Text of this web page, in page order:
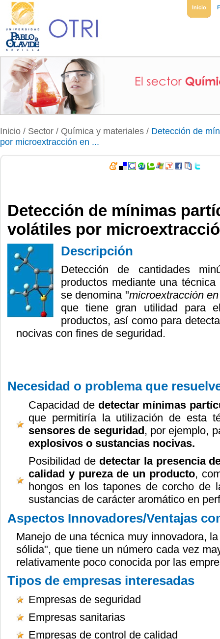
Inicio
Inicio / Sector / Química y materiales / Detección de
por microextracción en ...
Detección de mínimas
volátiles por
Descripción
Detección de cantidades
productos mediante una
se denomina "microextracción
que tiene gran utilidad para
productos, así como para
nocivas con fines de seguridad.
Necesidad o problema que
Capacidad de detectar mínimas
que permitiría la utilización de esta
sensores de seguridad, por ejemplo,
explosivos o sustancias nocivas.
Posibilidad de detectar la presencia
calidad y pureza de un producto,
hongos en los tapones de corcho de
sustancias de carácter aromático en
Aspectos Innovadores/Ventajas
Manejo de una técnica muy innovadora,
sólida", que tiene un número cada vez
relativamente poco conocida por las
Tipos de empresas interesadas
Empresas de seguridad
Empresas sanitarias
Empresas de control de calidad